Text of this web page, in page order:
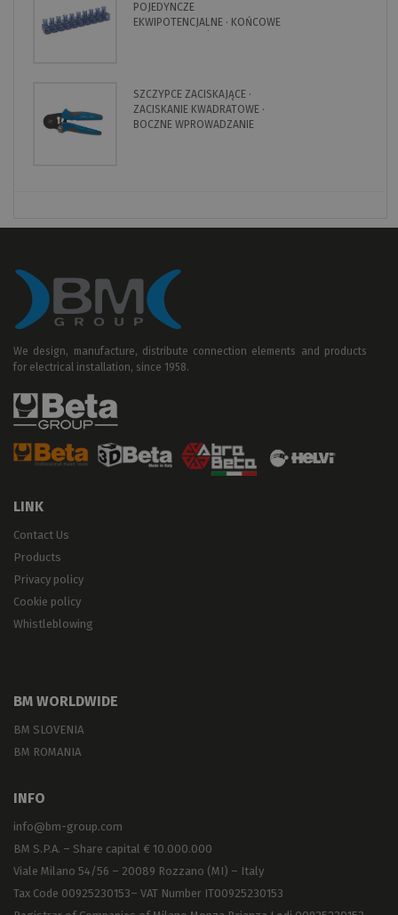
POJEDYNCZE
EKWIPOTENCJALNE · KOŃCOWE
SZCZYPCE ZACISKAJĄCE ·
ZACISKANIE KWADRATOWE ·
BOCZNE WPROWADZANIE
We design, manufacture, distribute connection elements and products
for electrical installation, since 1958.
LINK
Contact Us
Products
Privacy policy
Cookie policy
Whistleblowing
BM WORLDWIDE
BM SLOVENIA
BM ROMANIA
INFO
info@bm-group.com
BM S.P.A. – Share capital € 10.000.000
Viale Milano 54/56 – 20089 Rozzano (MI) – Italy
Tax Code 00925230153– VAT Number IT00925230153